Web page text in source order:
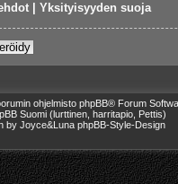
|Yksityisyyden suoja
ohjelmisto phpBB® Forum
Suomi (lurttinen, harritapio, Pettis)
by Joyce&Luna phpBB-Style-Design